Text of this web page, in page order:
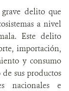
delito que
a nivel
Este delito
importación,
y consumo
sus productos
nacionales e